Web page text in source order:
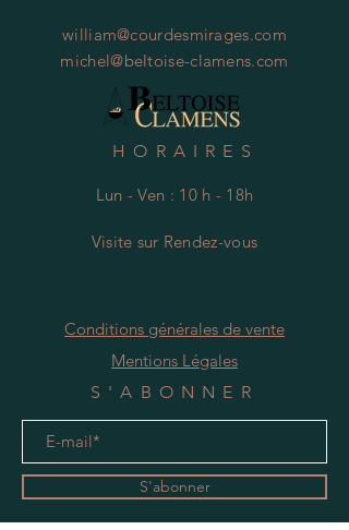
william@courdesmirages.com
michel@beltoise-clamens.com
HORAIRES
Lun - Ven : 10 h - 18h
Visite sur Rendez-vous
Conditions générales de vente
Mentions Légales
S'ABONNER
S'abonner